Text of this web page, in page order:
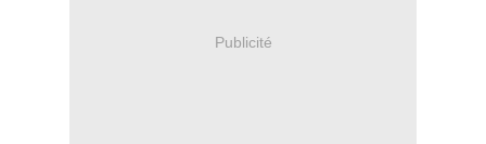
Publicité